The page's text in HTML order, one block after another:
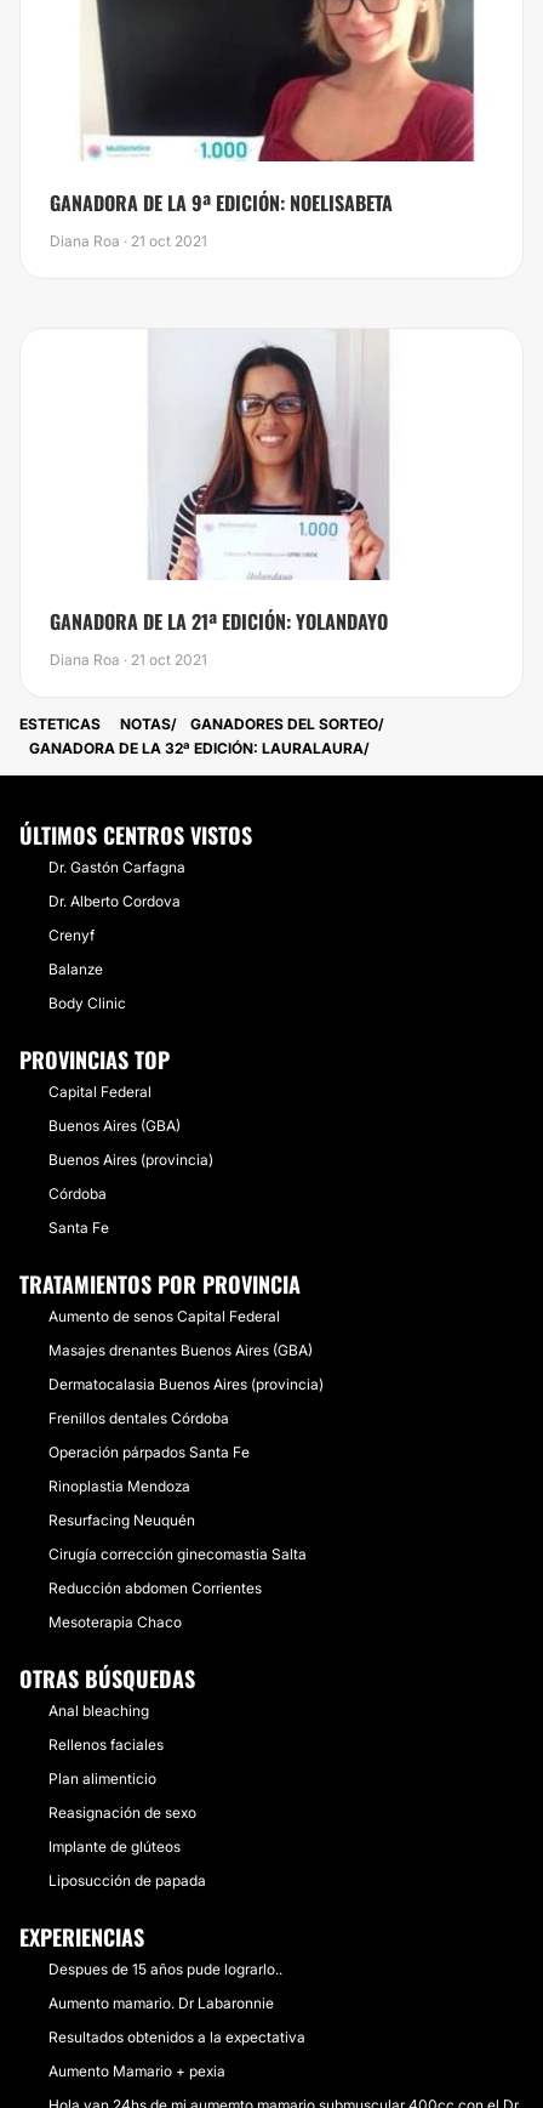
GANADORA DE LA 9ª EDICIÓN: NOELISABETA
Diana Roa · 21 oct 2021
GANADORA DE LA 21ª EDICIÓN: YOLANDAYO
Diana Roa · 21 oct 2021
ESTETICAS NOTAS
GANADORES DEL SORTEO
GANADORA DE LA 32ª EDICIÓN: LAURALAURA
ÚLTIMOS CENTROS VISTOS
Dr. Gastón Carfagna
Dr. Alberto Cordova
Crenyf
Balanze
Body Clinic
PROVINCIAS TOP
Capital Federal
Buenos Aires (GBA)
Buenos Aires (provincia)
Córdoba
Santa Fe
TRATAMIENTOS POR PROVINCIA
Aumento de senos Capital Federal
Masajes drenantes Buenos Aires (GBA)
Dermatocalasia Buenos Aires (provincia)
Frenillos dentales Córdoba
Operación párpados Santa Fe
Rinoplastia Mendoza
Resurfacing Neuquén
Cirugía corrección ginecomastia Salta
Reducción abdomen Corrientes
Mesoterapia Chaco
OTRAS BÚSQUEDAS
Anal bleaching
Rellenos faciales
Plan alimenticio
Reasignación de sexo
Implante de glúteos
Liposucción de papada
EXPERIENCIAS
Despues de 15 años pude lograrlo..
Aumento mamario. Dr Labaronnie
Resultados obtenidos a la expectativa
Aumento Mamario + pexia